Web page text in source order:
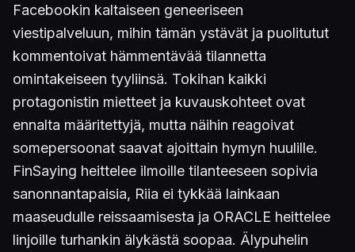
Facebookin kaltaiseen geneeriseen
viestipalveluun, mihin tämän ystävät ja puolitutut
kommentoivat hämmentävää tilannetta
omintakeiseen tyyliinsä. Tokihan kaikki
protagonistin mietteet ja kuvauskohteet ovat
ennalta määritettyjä, mutta näihin reagoivat
somepersoonat saavat ajoittain hymyn huulille.
FinSaying heittelee ilmoille tilanteeseen sopivia
sanonnantapaisia, Riia ei tykkää lainkaan
maaseudulle reissaamisesta ja ORACLE heittelee
linjoille turhankin älykästä soopaa. Älypuhelin